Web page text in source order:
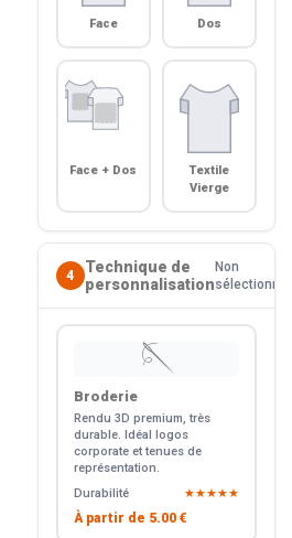
Face Dos
Face + Dos
Textile
Vierge
4
Technique de
personnalisation
Non
sélectionné
🪡
Broderie
Rendu 3D premium, très
durable. Idéal logos
corporate et tenues de
représentation.
Durabilité
★★★★★
À partir de 5.00 €